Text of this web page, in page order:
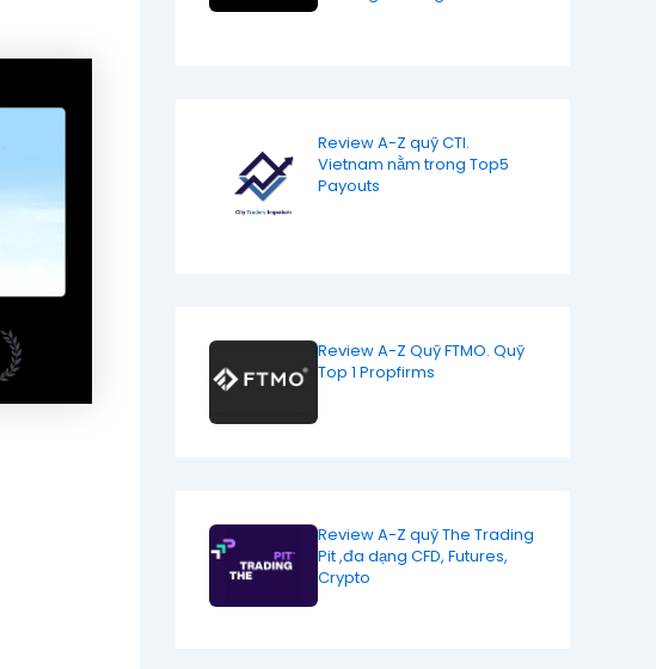
Review A-Z quỹ CTI.
Vietnam nằm trong Top5
Payouts
Review A-Z Quỹ FTMO. Quỹ
Top 1 Propfirms
Review A-Z quỹ The Trading
Pit ,đa dạng CFD, Futures,
Crypto